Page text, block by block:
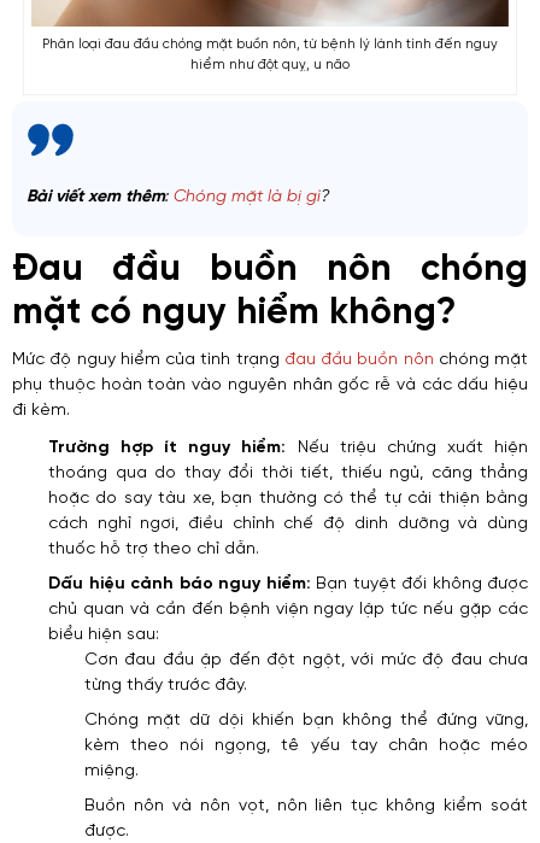
Phân loại đau đầu chóng mặt buồn nôn, từ bệnh lý lành tính đến nguy
hiểm như đột quỵ, u não
Bài viết xem thêm: Chóng mặt là bị gì​?
Đau đầu buồn nôn chóng
mặt​ có nguy hiểm không?
Mức độ nguy hiểm của tình trạng đau đầu buồn nôn chóng mặt
phụ thuộc hoàn toàn vào nguyên nhân gốc rễ và các dấu hiệu
đi kèm.
Trường hợp ít nguy hiểm: Nếu triệu chứng xuất hiện
thoáng qua do thay đổi thời tiết, thiếu ngủ, căng thẳng
hoặc do say tàu xe, bạn thường có thể tự cải thiện bằng
cách nghỉ ngơi, điều chỉnh chế độ dinh dưỡng và dùng
thuốc hỗ trợ theo chỉ dẫn.
Dấu hiệu cảnh báo nguy hiểm: Bạn tuyệt đối không được
chủ quan và cần đến bệnh viện ngay lập tức nếu gặp các
biểu hiện sau:
Cơn đau đầu ập đến đột ngột, với mức độ đau chưa
từng thấy trước đây.
Chóng mặt dữ dội khiến bạn không thể đứng vững,
kèm theo nói ngọng, tê yếu tay chân hoặc méo
miệng.
Buồn nôn và nôn vọt, nôn liên tục không kiểm soát
được.